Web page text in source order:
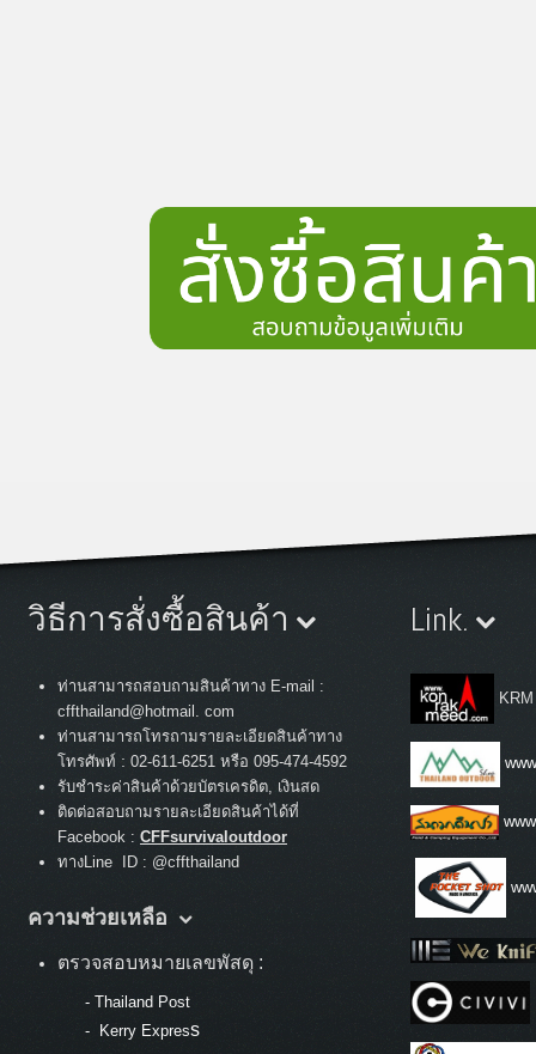
วิธีการสั่งซื้อสินค้า
ท่านสามารถสอบถามสินค้าทาง E-mail :
cffthailand@hotmail. com
ท่านสามารถโทรถามรายละเอียดสินค้าทาง
โทรศัพท์ : 02-611-6251 หรือ 095-474-4592
รับชำระค่าสินค้าด้วยบัตรเครดิต, เงินสด
ติดต่อสอบถามรายละเอียดสินค้าได้ที่
Facebook : CFFsurvivaloutdoor
ทางLine ID : @cffthailand
ความช่วยเหลือ
ตรวจสอบหมายเลขพัสดุ :
- Thailand Post
-
Kerry Express
Link.
KRM